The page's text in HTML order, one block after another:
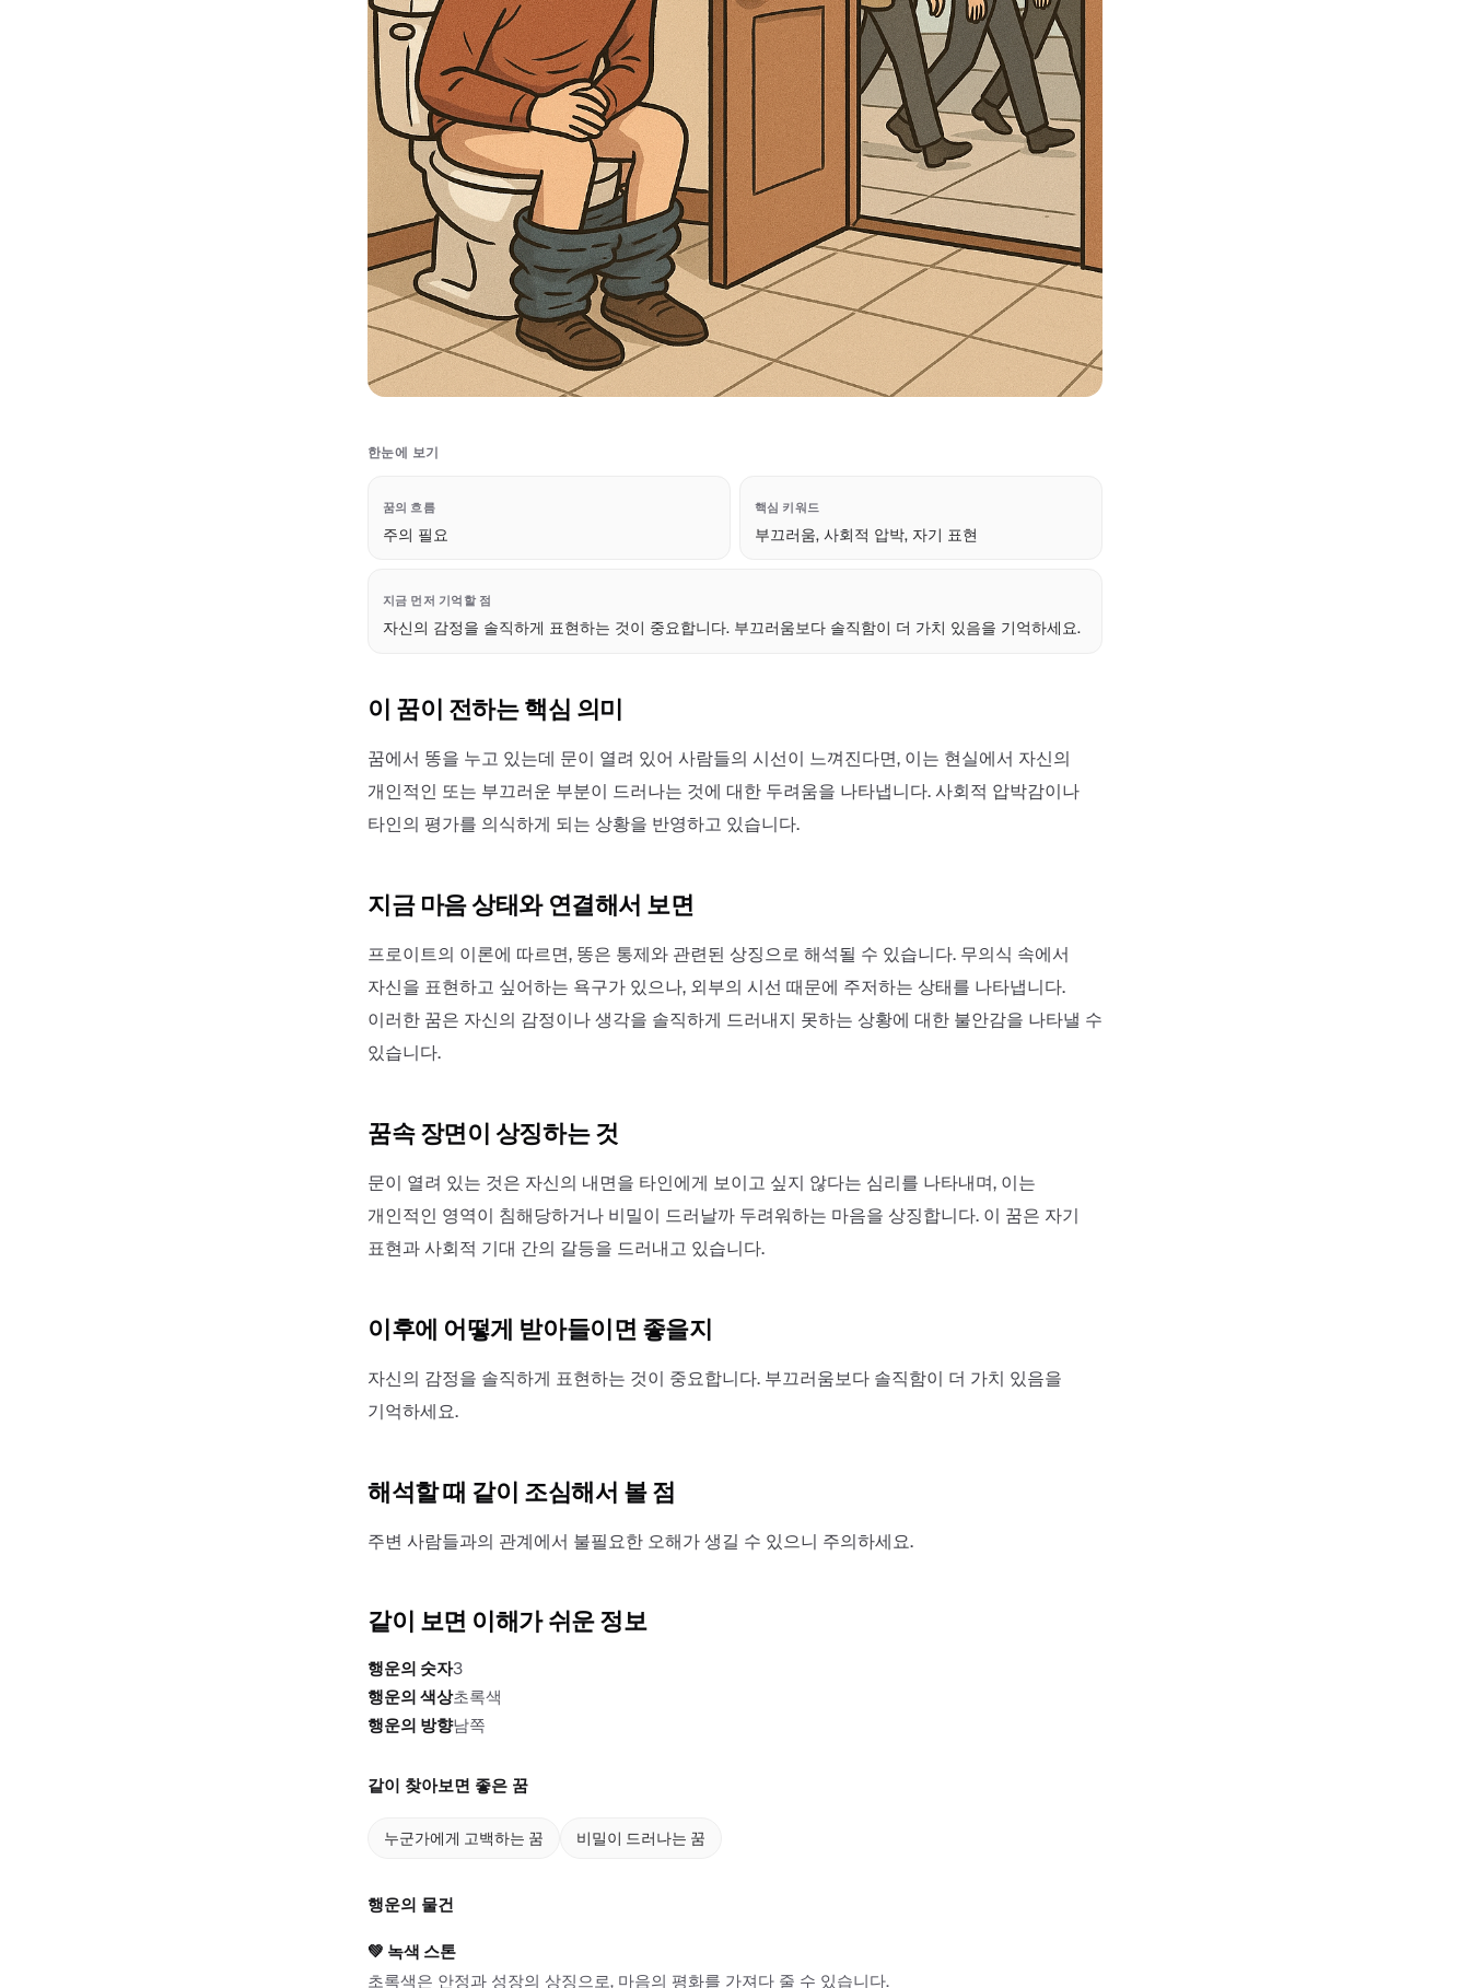
한눈에 보기
꿈의 흐름
주의 필요
핵심 키워드
부끄러움, 사회적 압박, 자기 표현
지금 먼저 기억할 점
자신의 감정을 솔직하게 표현하는 것이 중요합니다. 부끄러움보다 솔직함이 더 가치 있음을 기억하세요.
이 꿈이 전하는 핵심 의미
꿈에서 똥을 누고 있는데 문이 열려 있어 사람들의 시선이 느껴진다면, 이는 현실에서 자신의
개인적인 또는 부끄러운 부분이 드러나는 것에 대한 두려움을 나타냅니다. 사회적 압박감이나
타인의 평가를 의식하게 되는 상황을 반영하고 있습니다.
지금 마음 상태와 연결해서 보면
프로이트의 이론에 따르면, 똥은 통제와 관련된 상징으로 해석될 수 있습니다. 무의식 속에서
자신을 표현하고 싶어하는 욕구가 있으나, 외부의 시선 때문에 주저하는 상태를 나타냅니다.
이러한 꿈은 자신의 감정이나 생각을 솔직하게 드러내지 못하는 상황에 대한 불안감을 나타낼 수
있습니다.
꿈속 장면이 상징하는 것
문이 열려 있는 것은 자신의 내면을 타인에게 보이고 싶지 않다는 심리를 나타내며, 이는
개인적인 영역이 침해당하거나 비밀이 드러날까 두려워하는 마음을 상징합니다. 이 꿈은 자기
표현과 사회적 기대 간의 갈등을 드러내고 있습니다.
이후에 어떻게 받아들이면 좋을지
자신의 감정을 솔직하게 표현하는 것이 중요합니다. 부끄러움보다 솔직함이 더 가치 있음을
기억하세요.
해석할 때 같이 조심해서 볼 점
주변 사람들과의 관계에서 불필요한 오해가 생길 수 있으니 주의하세요.
같이 보면 이해가 쉬운 정보
행운의 숫자3
행운의 색상초록색
행운의 방향남쪽
같이 찾아보면 좋은 꿈
누군가에게 고백하는 꿈 비밀이 드러나는 꿈
행운의 물건
💚 녹색 스톤
초록색은 안정과 성장의 상징으로, 마음의 평화를 가져다 줄 수 있습니다.